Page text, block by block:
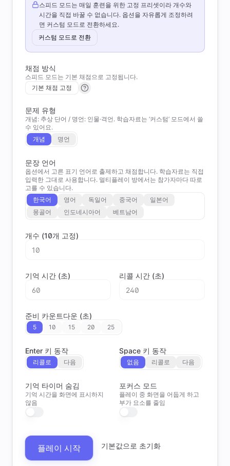
스피드 모드는 매일 훈련을 위한 고정 프리셋이라 개수와
시간을 직접 바꿀 수 없습니다. 옵션을 자유롭게 조정하려
면 커스텀 모드로 전환하세요.
커스텀 모드로 전환
채점 방식
스피드 모드는 기본 채점으로 고정됩니다.
기본 채점 고정
문제 유형
개념: 추상 단어 / 명언: 인물·격언. 학습자료는 ‘커스텀’ 모드에서 쓸
수 있어요.
개념
명언
문장 언어
옵션에서 고른 표기 언어로 출제하고 채점합니다. 학습자료는 직접
입력한 그대로 사용합니다. 멀티플레이 방에서는 참가자마다 따로
고를 수 있습니다.
한국어
영어 독일어 중국어
일본어
몽골어
인도네시아어 베트남어
개수 (10개 고정)
기억 시간 (초) 리콜 시간 (초)
준비 카운트다운 (초)
5 10 15 20 25
Enter 키 동작
리콜로 다음
Space 키 동작
없음 리콜로 다음
기억 타이머 숨김
기억 시간을 화면에 표시하지
않음
포커스 모드
플레이 중 화면을 어둡게 하고
부가 요소를 줄임
플레이 시작 기본값으로 초기화